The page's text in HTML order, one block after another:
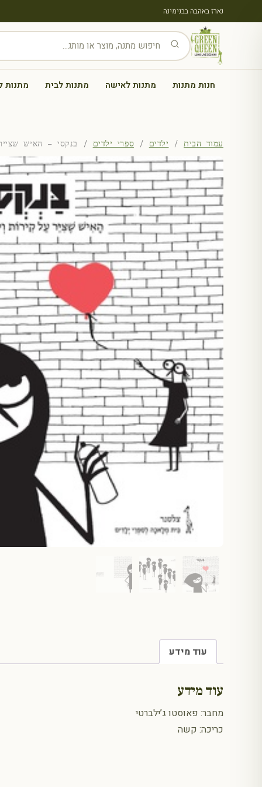
נארז באהבה בבנימינה
חנות מתנות מתנות לאישה מתנות לבית מתנות
עמוד הבית/ ילדים / ספרי ילדים / בנקסי – האיש
עוד מידע
עוד מידע
מחבר: פאוסטו ג’ילברטי
כריכה: קשה